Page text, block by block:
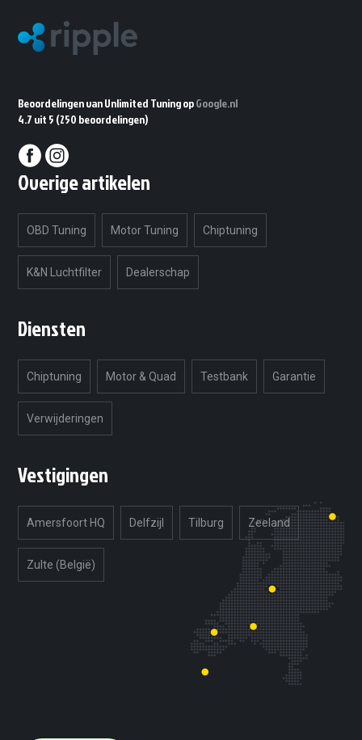
Beoordelingen van Unlimited Tuning opGoogle.nl
4.7 uit 5 (250 beoordelingen)
Overige artikelen
OBD Tuning Motor Tuning Chiptuning
K&N Luchtfilter Dealerschap
Diensten
Chiptuning Motor & Quad Testbank Garantie
Verwijderingen
Vestigingen
Amersfoort HQ Delfzijl Tilburg Zeeland
Zulte (België)